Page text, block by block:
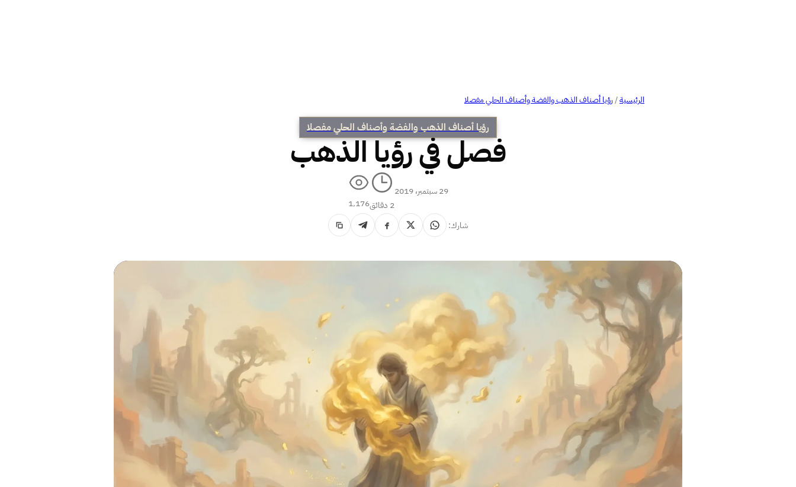
الرئيسية/رؤيا أصناف الذهب والفضة وأصناف الحلي مفصلا
رؤيا أصناف الذهب والفضة وأصناف الحلي مفصلا
فصل في رؤيا الذهب
29 سبتمبر، 2019
2 دقائق
1٬176
شارك: